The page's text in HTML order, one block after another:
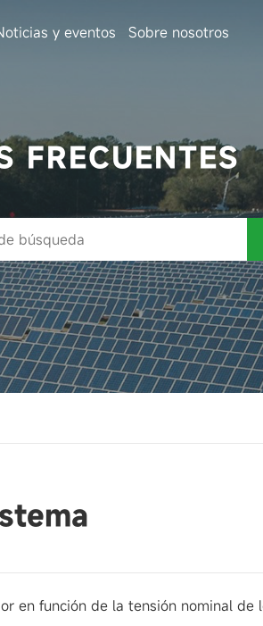
y eventos Sobre nosotros
FRECUENTES
en función de la tensión nominal de